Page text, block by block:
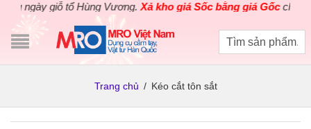
ngày giỗ tổ Hùng Vương.Xả kho giá Sốc bằng giá Gốccho các
Trang chủ / Kéo cắt tôn sắt